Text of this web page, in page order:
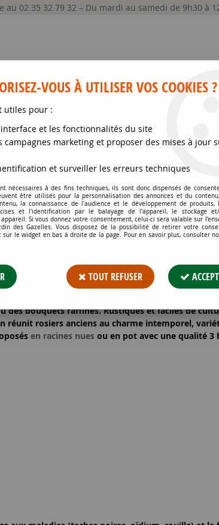
au 02 35 32 79 32 – Du mardi au samedi de 9h30 à
ET SEMENCES MATÉRIELS
toutes les utilisations
les jardins
des bouquets raffinés.Rustiquesetfaciles de
réunit rosiers anciens au charme intemporel,
en racines nues ou en pot avec une qualité 3
VOUS À UTILISER VOS COOKIES ?
utiles pour :
et les fonctionnalités du site
campagnes marketing et proposer des mises à jour
et surveiller les erreurs techniques
nécessaires à des fins techniques, ils sont donc dispensés de
être utilisés pour la personnalisation des annonces et du
la connaissance de l'audience et le développement de produits,
et l'identification par le balayage de l'appareil, le stockage
Si vous donnez votre consentement, celui-ci sera valable sur
des Gazelles. Vous disposez de la possibilité de retirer votre
sur le widget en bas à droite de la page. Pour en savoir plus, consulter
TOUT REFUSER